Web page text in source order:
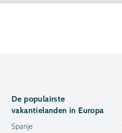
De populairste
vakantielanden in Europa
Spanje